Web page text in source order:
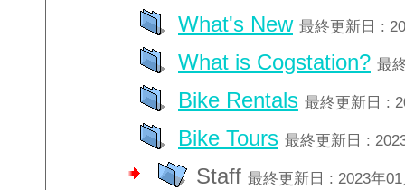
What's New 最終更新日 :
What is Cogstation? 最
Bike Rentals 最終更新日 :
Bike Tours 最終更新日 :
Staff 最終更新日 : 2023年